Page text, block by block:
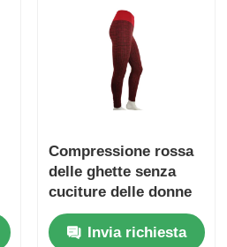
Compressione rossa
delle ghette senza
cuciture delle donne
di progettazione
dell'OEMInvia richiesta